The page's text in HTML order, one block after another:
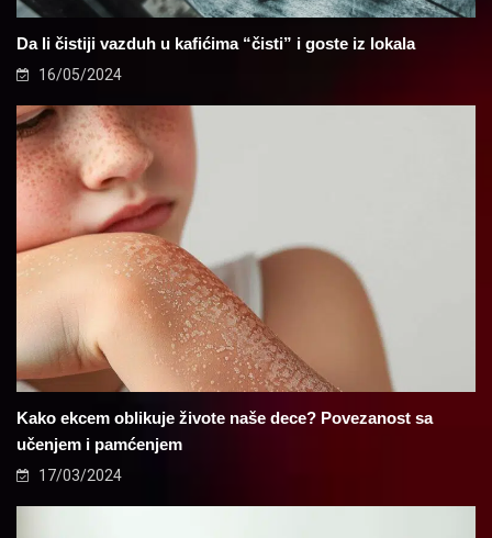
Da li čistiji vazduh u kafićima “čisti” i goste iz lokala
16/05/2024
Kako ekcem oblikuje živote naše dece? Povezanost sa
učenjem i pamćenjem
17/03/2024